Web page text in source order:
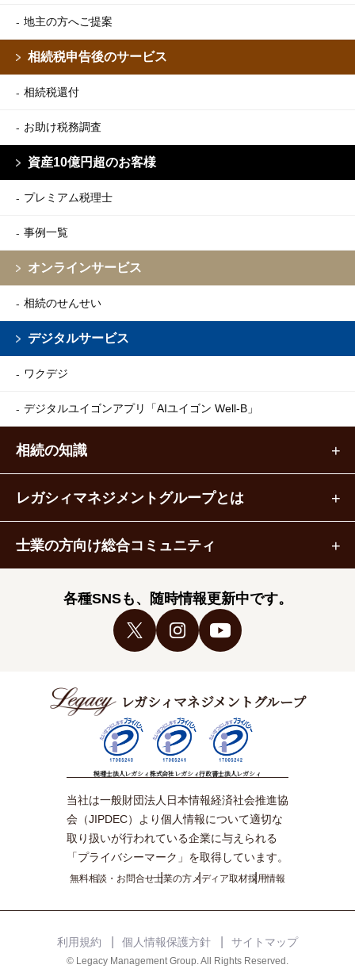
地主の方へご提案
相続税申告後のサービス
相続税還付
お助け税務調査
資産10億円超のお客様
プレミアム税理士
事例一覧
オンラインサービス
相続のせんせい
デジタルサービス
ワクデジ
デジタルユイゴンアプリ 「AIユイゴン Well-B」
相続の知識
レガシィマネジメントグループとは
士業の方向け総合コミュニティ
各種SNSも、随時情報更新中です。
レガシィマネジメントグループ
税理士法人レガシィ株式会社レガシィ行政書士法人レガシィ
当社は一般財団法人日本情報経済社会推進協
会（JIPDEC）より個人情報について適切な
取り扱いが行われている企業に与えられる
「プライバシーマーク」を取得しています。
無料相談・お問合せ士業の方メディア取材採用情報
© Legacy Management Group. All Rights Reserved.
利用規約 個人情報保護方針 サイトマップ